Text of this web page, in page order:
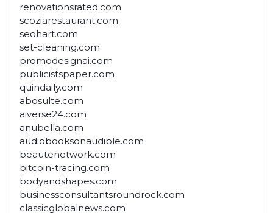
renovationsrated.com
scoziarestaurant.com
seohart.com
set-cleaning.com
promodesignai.com
publicistspaper.com
quindaily.com
abosulte.com
aiverse24.com
anubella.com
audiobooksonaudible.com
beautenetwork.com
bitcoin-tracing.com
bodyandshapes.com
businessconsultantsroundrock.com
classicglobalnews.com